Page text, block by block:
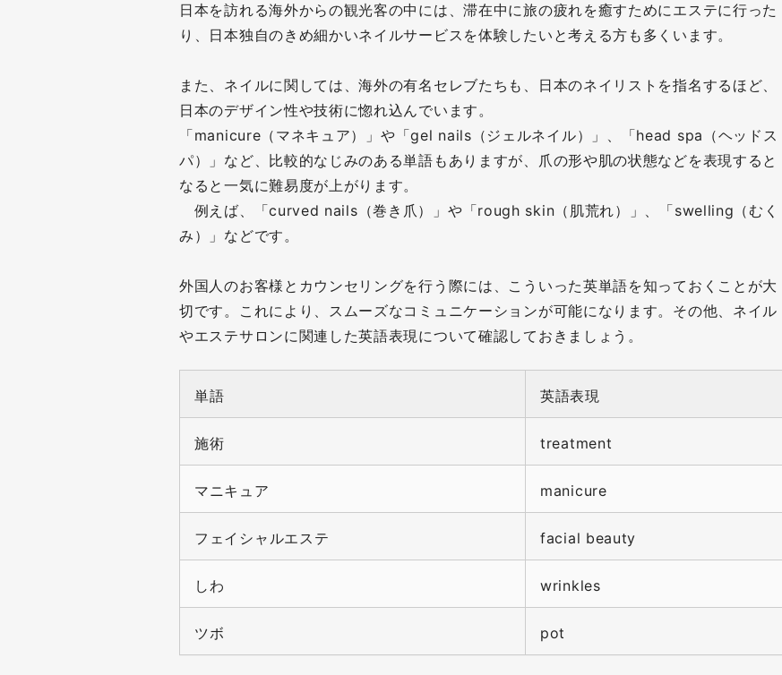
日本を訪れる海外からの観光客の中には、滞在中に旅の疲れを癒すためにエステに行った
り、日本独自のきめ細かいネイルサービスを体験したいと考える方も多くいます。
また、ネイルに関しては、海外の有名セレブたちも、日本のネイリストを指名するほど、
日本のデザイン性や技術に惚れ込んでいます。
「manicure（マネキュア）」や「gel nails（ジェルネイル）」、「head spa（ヘッドス
パ）」など、比較的なじみのある単語もありますが、爪の形や肌の状態などを表現すると
なると一気に難易度が上がります。
例えば、「curved nails（巻き爪）」や「rough skin（肌荒れ）」、「swelling（むく
み）」などです。
外国人のお客様とカウンセリングを行う際には、こういった英単語を知っておくことが大
切です。これにより、スムーズなコミュニケーションが可能になります。その他、ネイル
やエステサロンに関連した英語表現について確認しておきましょう。
単語 英語表現
施術 treatment
マニキュア manicure
フェイシャルエステ facial beauty
しわ wrinkles
ツボ pot